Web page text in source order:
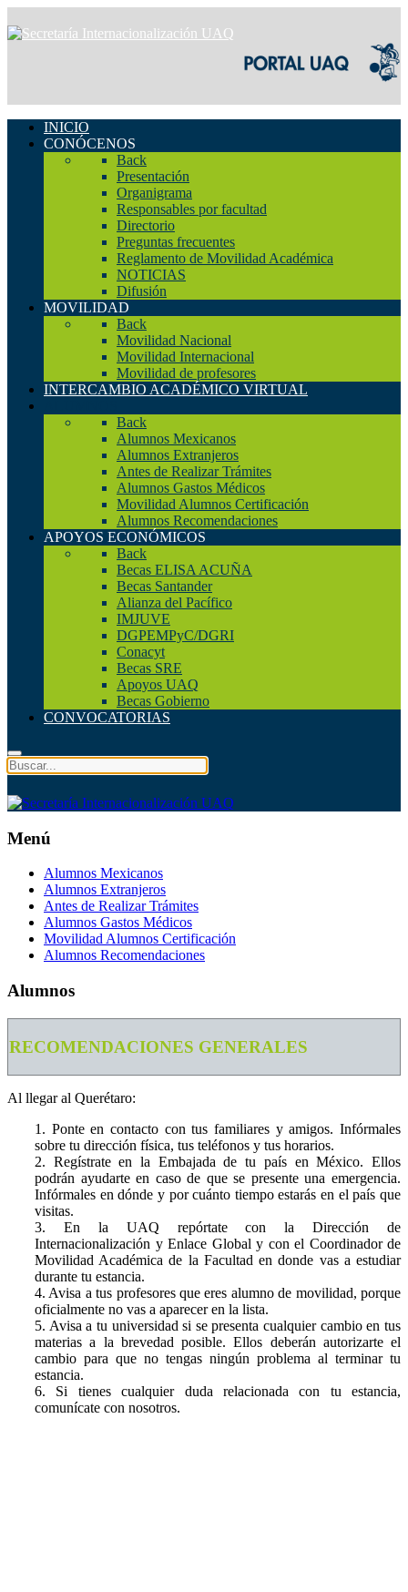
INICIO
CONÓCENOS
Back
Presentación
Organigrama
Responsables por facultad
Directorio
Preguntas frecuentes
Reglamento de Movilidad Académica
NOTICIAS
Difusión
MOVILIDAD
Back
Movilidad Nacional
Movilidad Internacional
Movilidad de profesores
INTERCAMBIO ACADÉMICO VIRTUAL
Back
Alumnos Mexicanos
Alumnos Extranjeros
Antes de Realizar Trámites
Alumnos Gastos Médicos
Movilidad Alumnos Certificación
Alumnos Recomendaciones
APOYOS ECONÓMICOS
Back
Becas ELISA ACUÑA
Becas Santander
Alianza del Pacífico
IMJUVE
DGPEMPyC/DGRI
Conacyt
Becas SRE
Apoyos UAQ
Becas Gobierno
CONVOCATORIAS
Menú
Alumnos Mexicanos
Alumnos Extranjeros
Antes de Realizar Trámites
Alumnos Gastos Médicos
Movilidad Alumnos Certificación
Alumnos Recomendaciones
Alumnos
RECOMENDACIONES GENERALES
Al llegar al Querétaro:
1. Ponte en contacto con tus familiares y amigos. Infórmales
sobre tu dirección física, tus teléfonos y tus horarios.
2. Regístrate en la Embajada de tu país en México. Ellos
podrán ayudarte en caso de que se presente una emergencia.
Infórmales en dónde y por cuánto tiempo estarás en el país que
visitas.
3. En la UAQ repórtate con la Dirección de
Internacionalización y Enlace Global y con el Coordinador de
Movilidad Académica de la Facultad en donde vas a estudiar
durante tu estancia.
4. Avisa a tus profesores que eres alumno de movilidad, porque
oficialmente no vas a aparecer en la lista.
5. Avisa a tu universidad si se presenta cualquier cambio en tus
materias a la brevedad posible. Ellos deberán autorizarte el
cambio para que no tengas ningún problema al terminar tu
estancia.
6. Si tienes cualquier duda relacionada con tu estancia,
comunícate con nosotros.